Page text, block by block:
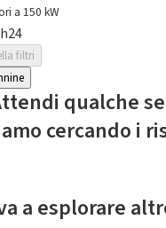
a 150 kW
filtri
qualche
cercando i
a esplorare